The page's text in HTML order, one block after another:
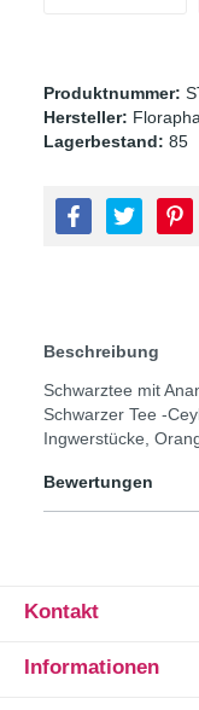
Produktnummer:
Hersteller:
Lagerbestand: 85
Beschreibung
Schwarztee mit
Schwarzer Tee -
Ingwerstücke,
Bewertungen
Kontakt
Informationen